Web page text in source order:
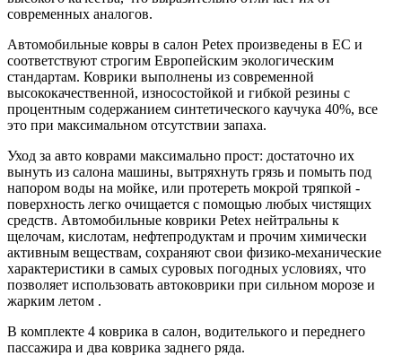
современных аналогов.
Автомобильные ковры в салон Petex произведены в ЕС и
соответствуют строгим Европейским экологическим
стандартам. Коврики выполнены из современной
высококачественной, износостойкой и гибкой резины с
процентным содержанием синтетического каучука 40%, все
это при максимальном отсутствии запаха.
Уход за авто коврами максимально прост: достаточно их
вынуть из салона машины, вытряхнуть грязь и помыть под
напором воды на мойке, или протереть мокрой тряпкой -
поверхность легко очищается с помощью любых чистящих
средств. Автомобильные коврики Petex нейтральны к
щелочам, кислотам, нефтепродуктам и прочим химически
активным веществам, сохраняют свои физико-механические
характеристики в самых суровых погодных условиях, что
позволяет использовать автоковрики при сильном морозе и
жарким летом .
В комплекте 4 коврика в салон, водителького и переднего
пассажира и два коврика заднего ряда.